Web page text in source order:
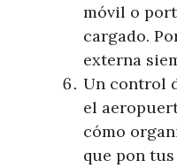
móvil o
cargado.
externa
Un control
el
cómo
que pon